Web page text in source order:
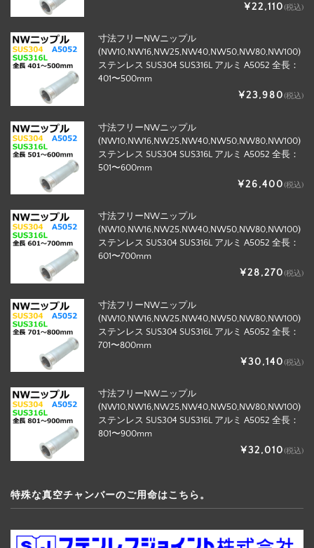
¥22,110(税込)
寸法フリーNWニップル
(NW10,NW16,NW25,NW40,NW50,NW80,NW100)
ステンレス SUS304 SUS316L アルミ A5052 全長：
401〜500mm
¥23,980(税込)
寸法フリーNWニップル
(NW10,NW16,NW25,NW40,NW50,NW80,NW100)
ステンレス SUS304 SUS316L アルミ A5052 全長：
501〜600mm
¥26,400(税込)
寸法フリーNWニップル
(NW10,NW16,NW25,NW40,NW50,NW80,NW100)
ステンレス SUS304 SUS316L アルミ A5052 全長：
601〜700mm
¥28,270(税込)
寸法フリーNWニップル
(NW10,NW16,NW25,NW40,NW50,NW80,NW100)
ステンレス SUS304 SUS316L アルミ A5052 全長：
701〜800mm
¥30,140(税込)
寸法フリーNWニップル
(NW10,NW16,NW25,NW40,NW50,NW80,NW100)
ステンレス SUS304 SUS316L アルミ A5052 全長：
801〜900mm
¥32,010(税込)
特殊な真空チャンバーのご用命はこちら。